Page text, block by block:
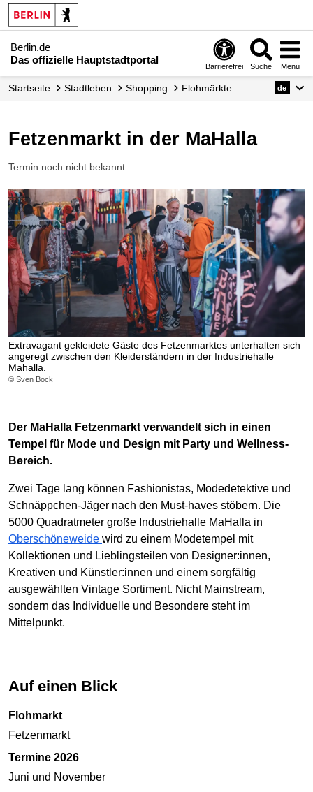
Berlin.de
Das offizielle Hauptstadtportal
Barrierefrei Suche Menü
Startseite Stadtleben Shopping Flohmärkte de
Fetzenmarkt in der MaHalla
Termin noch nicht bekannt
Extravagant gekleidete Gäste des Fetzenmarktes unterhalten sich
angeregt zwischen den Kleiderständern in der Industriehalle
Mahalla.
© Sven Bock
Der MaHalla Fetzenmarkt verwandelt sich in einen
Tempel für Mode und Design mit Party und Wellness-
Bereich.
Zwei Tage lang können Fashionistas, Modedetektive und
Schnäppchen-Jäger nach den Must-haves stöbern. Die
5000 Quadratmeter große Industriehalle MaHalla in
Oberschöneweide wird zu einem Modetempel mit
Kollektionen und Lieblingsteilen von Designer:innen,
Kreativen und Künstler:innen und einem sorgfältig
ausgewählten Vintage Sortiment. Nicht Mainstream,
sondern das Individuelle und Besondere steht im
Mittelpunkt.
Auf einen Blick
Flohmarkt
Fetzenmarkt
Termine 2026
Juni und November